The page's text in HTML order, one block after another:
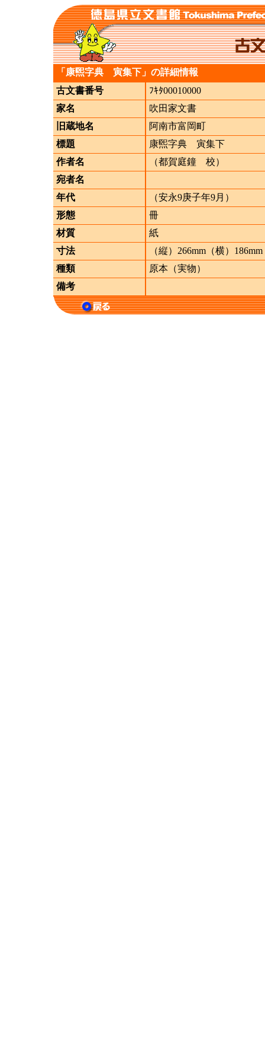
「康煕字典 寅集下」の詳細情報
古文書番号
ﾌｷﾀ00010000
家名
吹田家文書
旧蔵地名
阿南市富岡町
標題
康煕字典 寅集下
作者名
（都賀庭鐘 校）
宛者名
年代
（安永9庚子年9月）
形態
冊
材質
紙
寸法
（縦）266mm（横）186mm
種類
原本（実物）
備考